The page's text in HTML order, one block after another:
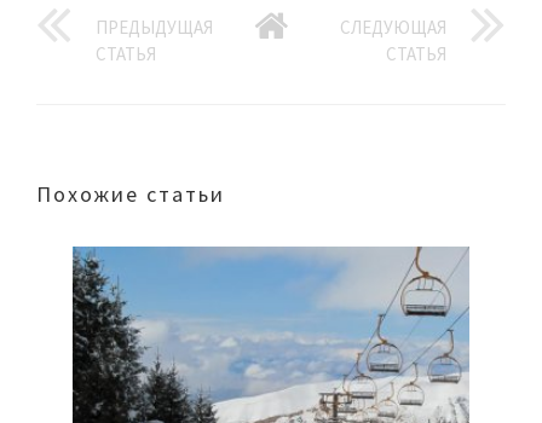
ПРЕДЫДУЩАЯ
СТАТЬЯ
СЛЕДУЮЩАЯ
СТАТЬЯ
Похожие статьи